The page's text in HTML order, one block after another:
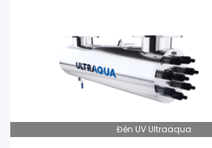
Đèn UV Ultraaqua